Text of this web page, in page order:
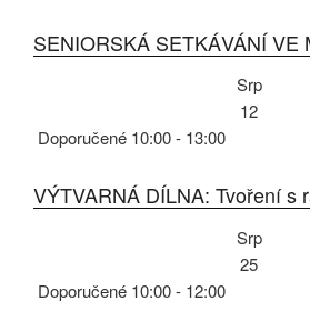
SENIORSKÁ SETKÁVÁNÍ VE
Srp
12
Doporučené 10:00- 13:00
VÝTVARNÁ DÍLNA: Tvoření s
Srp
25
Doporučené 10:00- 12:00